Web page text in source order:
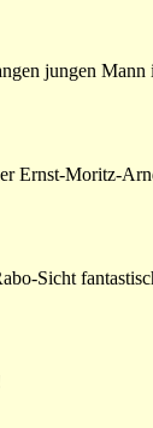
jungen
Ernst-Moritz-
Sicht